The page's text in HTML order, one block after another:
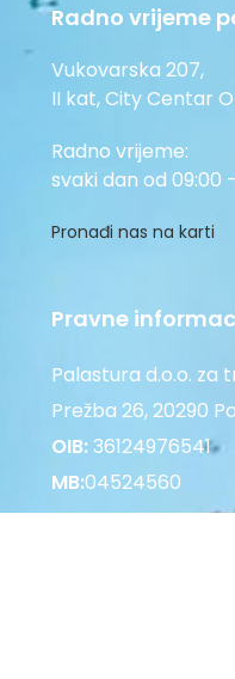
Radno vrijeme
Vukovarska 207,
II kat, City Centar
Radno vrijeme:
svaki dan od 09:00
Pronađi nas na karti
Pravne
Palastura d.o.o. za
Prežba 26, 20290
OIB:36124976541
MB:04524560